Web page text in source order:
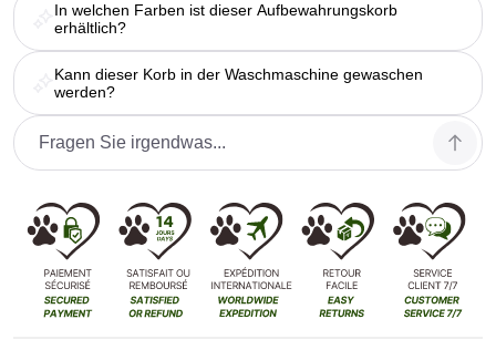
In welchen Farben ist dieser Aufbewahrungskorb
erhältlich?
Kann dieser Korb in der Waschmaschine gewaschen
werden?